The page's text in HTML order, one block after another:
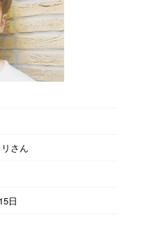
さん
日